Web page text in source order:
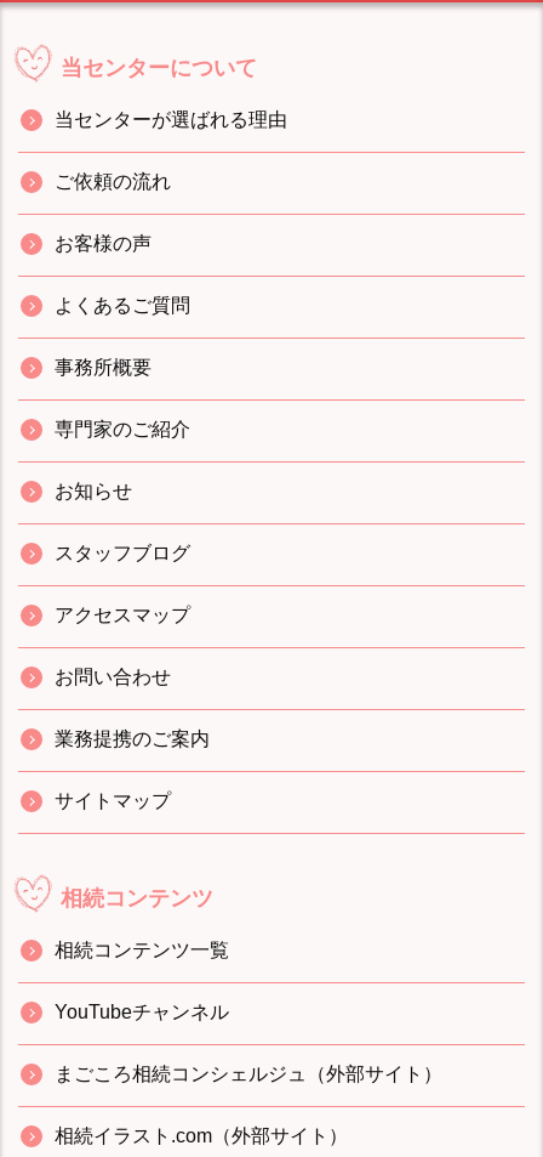
当センターについて
当センターが選ばれる理由
ご依頼の流れ
お客様の声
よくあるご質問
事務所概要
専門家のご紹介
お知らせ
スタッフブログ
アクセスマップ
お問い合わせ
業務提携のご案内
サイトマップ
相続コンテンツ
相続コンテンツ一覧
YouTubeチャンネル
まごころ相続コンシェルジュ（外部サイト）
相続イラスト.com（外部サイト）